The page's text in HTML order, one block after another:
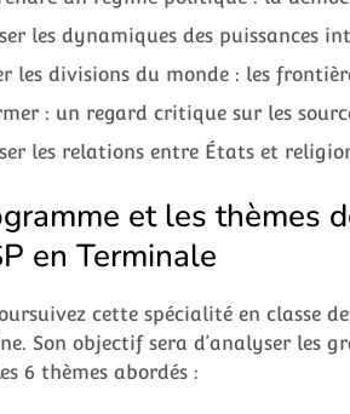
les dynamiques des puissances
les divisions du monde : les
: un regard critique sur les
les relations entre États et
et les thèmes
en Terminale
cette spécialité en classe
Son objectif sera d’analyser les
6 thèmes abordés :